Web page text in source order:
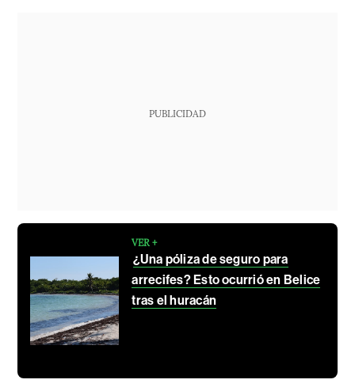
PUBLICIDAD
VER +
¿Una póliza de seguro para
arrecifes? Esto ocurrió en Belice
tras el huracán